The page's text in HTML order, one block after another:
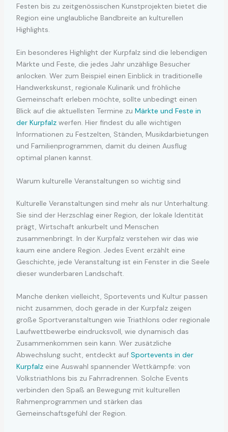
Festen bis zu zeitgenössischen Kunstprojekten bietet die
Region eine unglaubliche Bandbreite an kulturellen
Highlights.
Ein besonderes Highlight der Kurpfalz sind die lebendigen
Märkte und Feste, die jedes Jahr unzählige Besucher
anlocken. Wer zum Beispiel einen Einblick in traditionelle
Handwerkskunst, regionale Kulinarik und fröhliche
Gemeinschaft erleben möchte, sollte unbedingt einen
Blick auf die aktuellsten Termine zu Märkte und Feste in
der Kurpfalzwerfen. Hier findest du alle wichtigen
Informationen zu Festzelten, Ständen, Musikdarbietungen
und Familienprogrammen, damit du deinen Ausflug
optimal planen kannst.
Warum kulturelle Veranstaltungen so wichtig sind
Kulturelle Veranstaltungen sind mehr als nur Unterhaltung.
Sie sind der Herzschlag einer Region, der lokale Identität
prägt, Wirtschaft ankurbelt und Menschen
zusammenbringt. In der Kurpfalz verstehen wir das wie
kaum eine andere Region. Jedes Event erzählt eine
Geschichte, jede Veranstaltung ist ein Fenster in die Seele
dieser wunderbaren Landschaft.
Manche denken vielleicht, Sportevents und Kultur passen
nicht zusammen, doch gerade in der Kurpfalz zeigen
große Sportveranstaltungen wie Triathlons oder regionale
Laufwettbewerbe eindrucksvoll, wie dynamisch das
Zusammenkommen sein kann. Wer zusätzliche
Abwechslung sucht, entdeckt auf Sportevents in der
Kurpfalzeine Auswahl spannender Wettkämpfe: von
Volkstriathlons bis zu Fahrradrennen. Solche Events
verbinden den Spaß an Bewegung mit kulturellen
Rahmenprogrammen und stärken das
Gemeinschaftsgefühl der Region.